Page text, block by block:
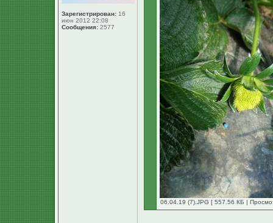
Зарегистрирован: 16
июн 2012 22:08
Сообщения: 2577
06.04.19 (7).JPG [ 557.56 КБ |